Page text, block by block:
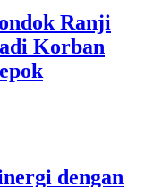
Ranji
Korban
dengan